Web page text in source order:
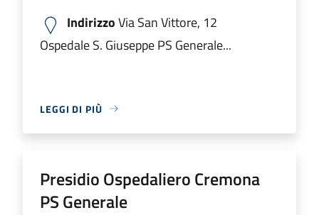
IndirizzoVia San Vittore, 12
Ospedale S. Giuseppe PS Generale...
LEGGI DI PIÙ
Presidio Ospedaliero Cremona
PS Generale